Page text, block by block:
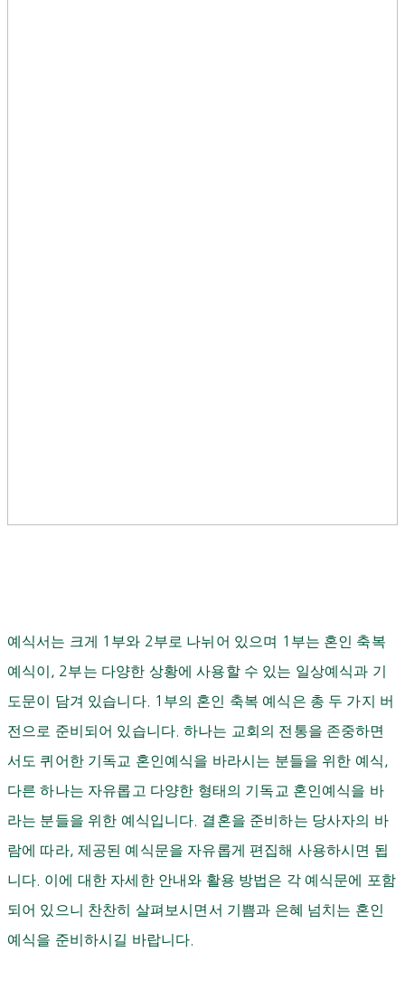
예식서는 크게 1 부와 2부로 나뉘어 있으며 1 부는 혼인 축복
예식이
, 2부는 다양한 상황에 사용할 수 있는 일상예식과 기
도문이 담겨 있습니다. 1 부의 혼인 축복 예식은 총 두 가지 버
전으로 준비되어 있습니다 .하나는 교회의 전통을 존중하면
서도 퀴어한 기독교 혼인예식을 바라시는 분들을 위한 예식
다른 하나는 자유롭고 다양한 형태의 기독교 혼인예식을 바
라는 분들을 위한 예식입니다 결혼을 준비하는 당사자의 바
람에 따라, 제공된 예식문을 자유롭게 편집해 사용하시면 됩
니다 이에 대한 자세한 안내와 활용 방법은 각 예식문에 포함
되어 있으니 찬찬히 살펴보시면서 기쁨과 은혜 넘치는 혼인
예식을 준비하시길 바랍니다